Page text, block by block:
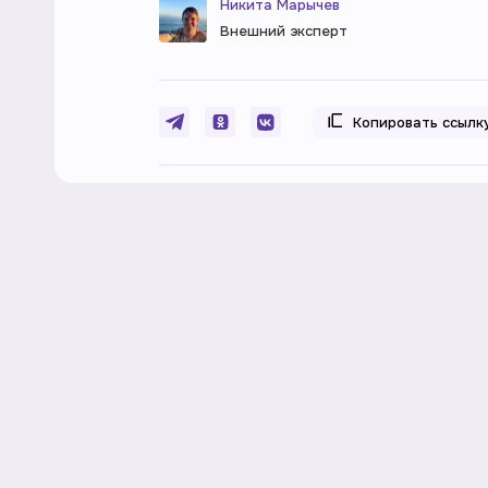
Никита Марычев
Внешний эксперт
Копировать